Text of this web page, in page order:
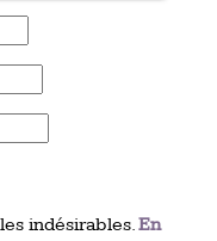
indésirables.En